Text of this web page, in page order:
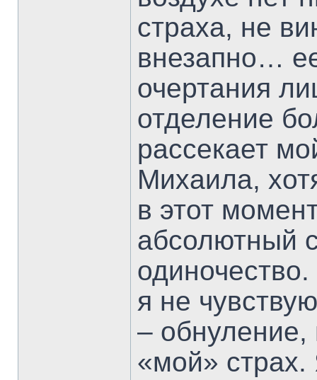
страха, не
внезапно…
очертания
отделение
рассекает
Михаила,
в этот
абсолютный
я не
– обнуление,
«мой»